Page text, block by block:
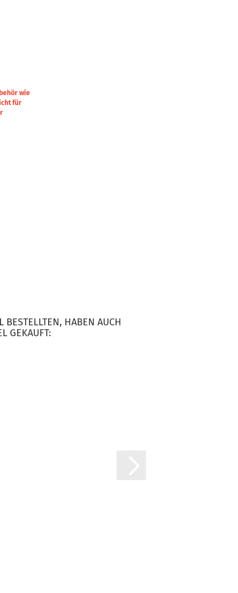
wie
für
BESTELLTEN, HABEN AUCH
GEKAUFT: